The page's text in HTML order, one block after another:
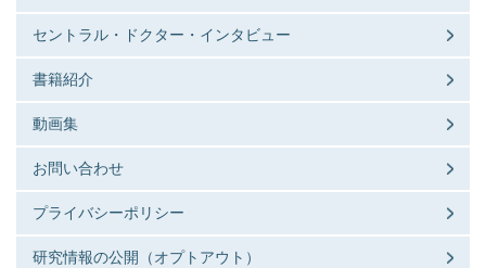
セントラル・ドクター・インタビュー
書籍紹介
動画集
お問い合わせ
プライバシーポリシー
研究情報の公開（オプトアウト）